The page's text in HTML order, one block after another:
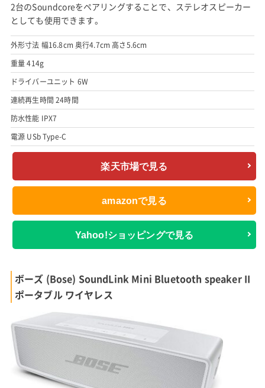
2台のSoundcoreをペアリングすることで、ステレオスピーカー
としても使用できます。
外形寸法 幅16.8cm 奥行4.7cm 高さ5.6cm
重量 414g
ドライバーユニット 6W
連続再生時間 24時間
防水性能 IPX7
電源 USb Type-C
楽天市場で見る
amazonで見る
Yahoo!ショッピングで見る
ボーズ (Bose) SoundLink Mini Bluetooth speaker II
ポータブル ワイヤレス